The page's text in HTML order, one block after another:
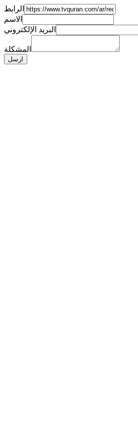
الرابط
الاسم
البريد الإلكتروني
المشكلة
ارسل